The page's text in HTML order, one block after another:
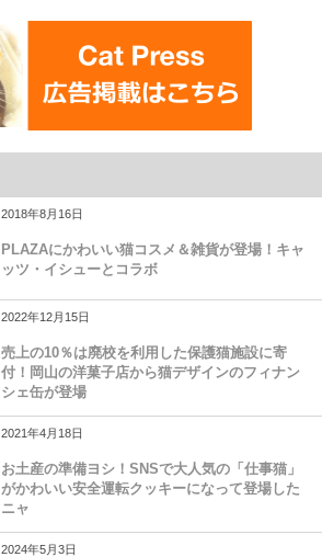
2018年8月16日
PLAZAにかわいい猫コスメ＆雑貨が登場！キャ
ッツ・イシューとコラボ
2022年12月15日
売上の10％は廃校を利用した保護猫施設に寄
付！岡山の洋菓子店から猫デザインのフィナン
シェ缶が登場
2021年4月18日
お土産の準備ヨシ！SNSで大人気の「仕事猫」
がかわいい安全運転クッキーになって登場した
ニャ
2024年5月3日